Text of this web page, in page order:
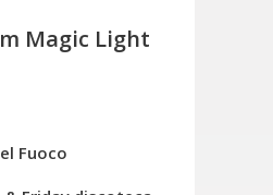
Magic Light
Fuoco